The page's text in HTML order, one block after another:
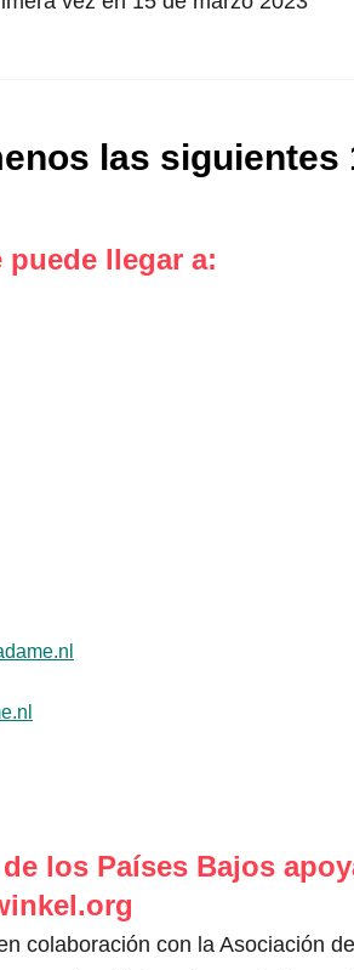
las siguientes
puede llegar a:
los Países Bajos
colaboración con la Asociación de